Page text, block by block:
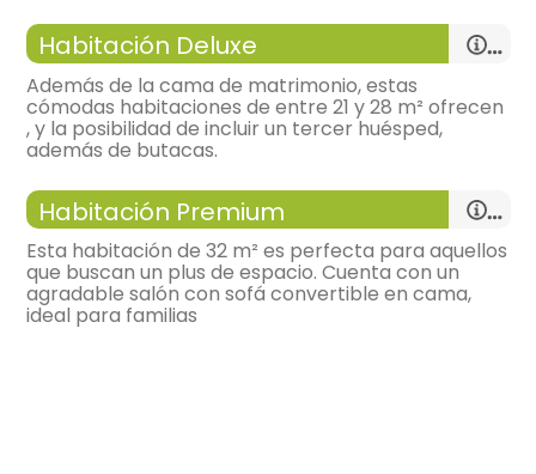
- habitación con cuarto de baño. Incluye:
WC,
lavabo, ducha,
habitación doble
- habitación con cuarto de baño. Incluye:
WC,
ducha,
Habitación Deluxe
Además de la cama de matrimonio, estas
cómodas habitaciones de entre 21 y 28 m² ofrecen
, y la posibilidad de incluir un tercer huésped,
además de butacas.
habitación con varias camas
Habitación Premium
Esta habitación de 32 m² es perfecta para aquellos
que buscan un plus de espacio. Cuenta con un
agradable salón con sofá convertible en cama,
ideal para familias